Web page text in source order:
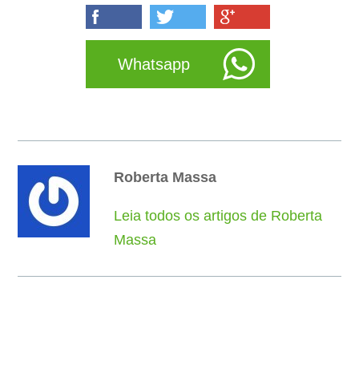
Whatsapp
Roberta Massa
Leia todos os artigos de Roberta
Massa